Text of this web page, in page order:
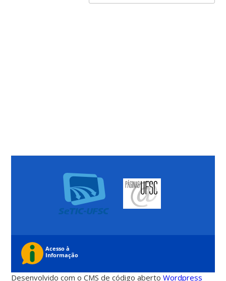
Desenvolvido com o CMS de código abertoWordpress